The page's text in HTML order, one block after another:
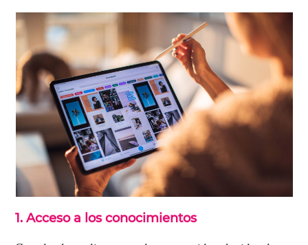
1. Acceso a los conocimientos